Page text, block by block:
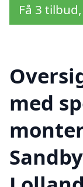
Få 3
med